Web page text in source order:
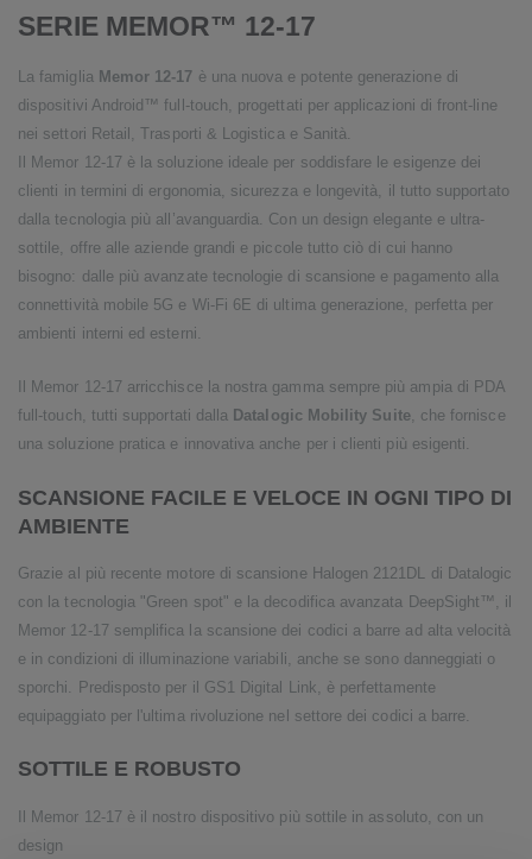
SERIE MEMOR™ 12-17
La famiglia Memor 12-17 è una nuova e potente generazione di
dispositivi Android™ full-touch, progettati per applicazioni di front-line
nei settori Retail, Trasporti & Logistica e Sanità.
Il Memor 12-17 è la soluzione ideale per soddisfare le esigenze dei
clienti in termini di ergonomia, sicurezza e longevità, il tutto supportato
dalla tecnologia più all’avanguardia. Con un design elegante e ultra-
sottile, offre alle aziende grandi e piccole tutto ciò di cui hanno
bisogno: dalle più avanzate tecnologie di scansione e pagamento alla
connettività mobile 5G e Wi-Fi 6E di ultima generazione, perfetta per
ambienti interni ed esterni.
Il Memor 12-17 arricchisce la nostra gamma sempre più ampia di PDA
full-touch, tutti supportati dalla Datalogic Mobility Suite, che fornisce
una soluzione pratica e innovativa anche per i clienti più esigenti.
SCANSIONE FACILE E VELOCE IN OGNI TIPO DI
AMBIENTE
Grazie al più recente motore di scansione Halogen 2121DL di Datalogic
con la tecnologia "Green spot" e la decodifica avanzata DeepSight™, il
Memor 12-17 semplifica la scansione dei codici a barre ad alta velocità
e in condizioni di illuminazione variabili, anche se sono danneggiati o
sporchi. Predisposto per il GS1 Digital Link, è perfettamente
equipaggiato per l'ultima rivoluzione nel settore dei codici a barre.
SOTTILE E ROBUSTO
Il Memor 12-17 è il nostro dispositivo più sottile in assoluto, con un
design